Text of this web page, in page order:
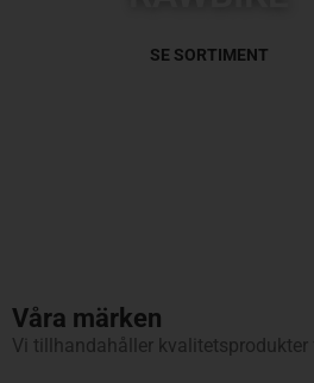
SE SORTIMENT
Våra märken
Vi tillhandahåller